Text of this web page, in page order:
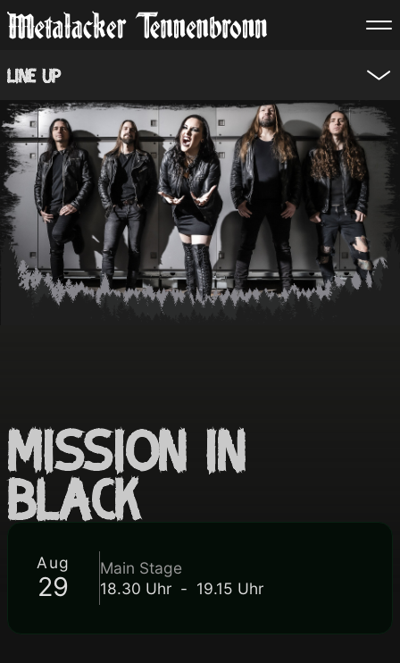
Line Up
MISSION IN
BLACK
Aug
29
Main Stage
18.30 Uhr - 19.15 Uhr